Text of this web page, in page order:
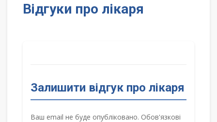
Відгуки про лікаря
Залишити відгук про лікаря
Ваш email не буде опубліковано. Обов'язкові